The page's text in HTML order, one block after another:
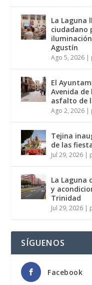
La Laguna
ciudadano
Agustín
Ago 5, 2026 |
El
Avenida
asfalto de
Ago 2, 2026 |
Tejina
de las
Jul 29, 2026 |
La Laguna
y
Trinidad
Jul 29, 2026 |
SÍGUENOS
Facebook